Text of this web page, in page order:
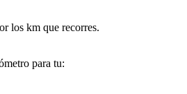
los km que recorres.
para tu: